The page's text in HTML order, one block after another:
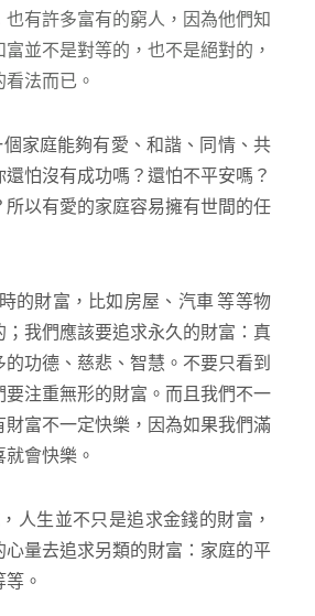
也有許多富有的窮人，因為他們知
並不是對等的，也不是絕對的，
法而已。
家庭能夠有愛、和諧、同情、共
怕沒有成功嗎？還怕不平安嗎？
所以有愛的家庭容易擁有世間的任
財富，比如房屋、汽車 等等物
；我們應該要追求永久的財富：真
功德、慈悲、智慧。不要只看到
要注重無形的財富。而且我們不一
財富不一定快樂，因為如果我們滿
會快樂。
生並不只是追求金錢的財富，
心量去追求另類的財富：家庭的平
。